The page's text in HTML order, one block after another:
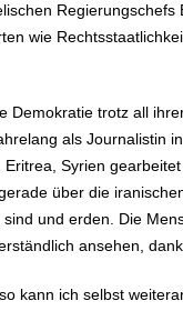
wie
trotz all
als Journalistin
Syrien
über die
und erden. Die
ansehen,
kann ich selbst